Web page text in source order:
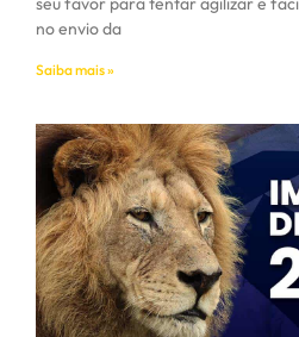
no envio da
Saiba mais »